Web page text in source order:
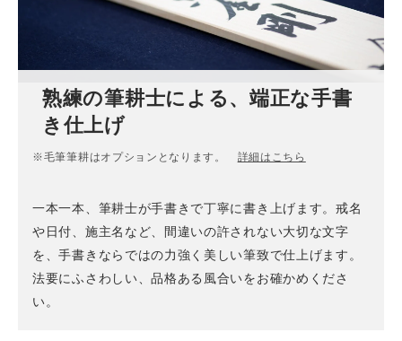
熟練の筆耕士による、端正な手書
き仕上げ
※毛筆筆耕はオプションとなります。 詳細はこちら
一本一本、筆耕士が手書きで丁寧に書き上げます。戒名
や日付、施主名など、間違いの許されない大切な文字
を、手書きならではの力強く美しい筆致で仕上げます。
法要にふさわしい、品格ある風合いをお確かめくださ
い。